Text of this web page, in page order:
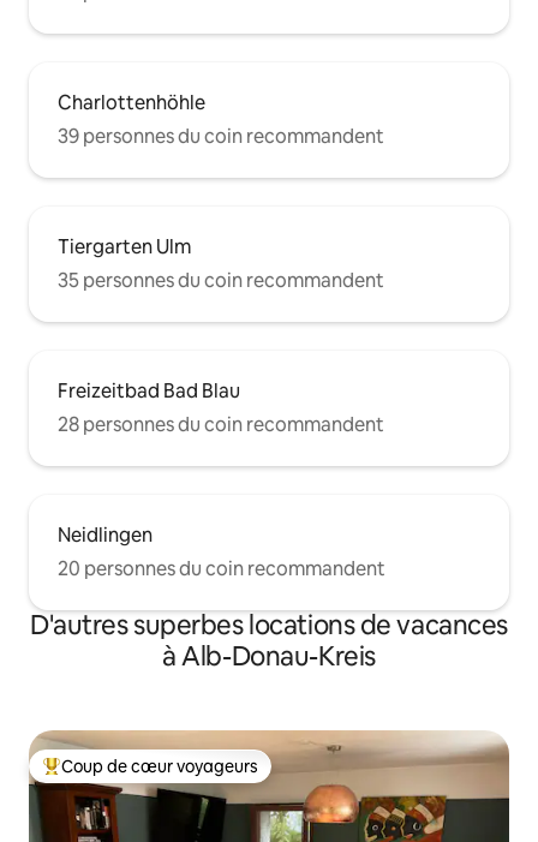
Charlottenhöhle
39 personnes du coin recommandent
Tiergarten Ulm
35 personnes du coin recommandent
Freizeitbad Bad Blau
28 personnes du coin recommandent
Neidlingen
20 personnes du coin recommandent
D'autres superbes locations de vacances
à Alb-Donau-Kreis
Coup de cœur voyageurs parmi les plus aimés
Coup de cœur voyageurs